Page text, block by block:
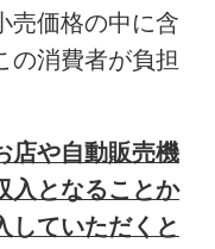
売価格の中に含
の消費者が負担
店や自動販売機
入となることか
していただくと